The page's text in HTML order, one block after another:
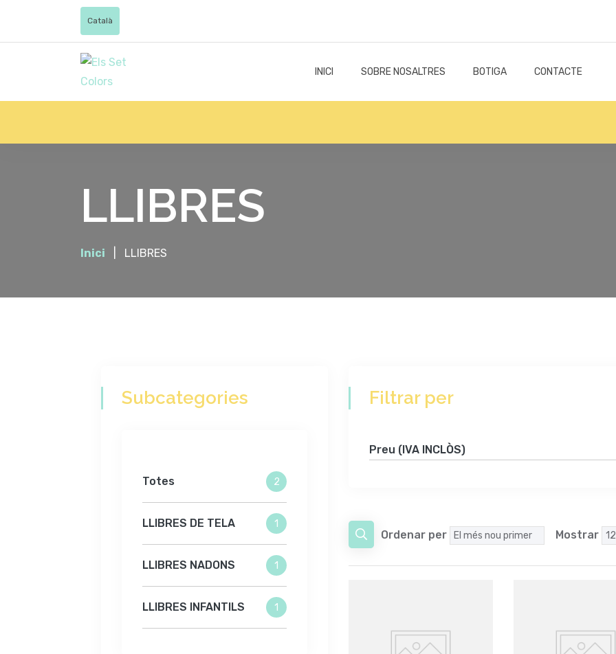
Català
INICI SOBRE NOSALTRES BOTIGA CONTACTE
LLIBRES
Inici LLIBRES
Filtrar per
Preu (IVA INCLÒS)
Ordenar per Mostrar
Subcategories
Totes 2
LLIBRES DE TELA 1
LLIBRES NADONS 1
LLIBRES INFANTILS 1